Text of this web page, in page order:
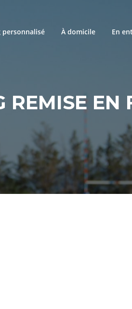
personnalisé À domicile En
REMISE EN